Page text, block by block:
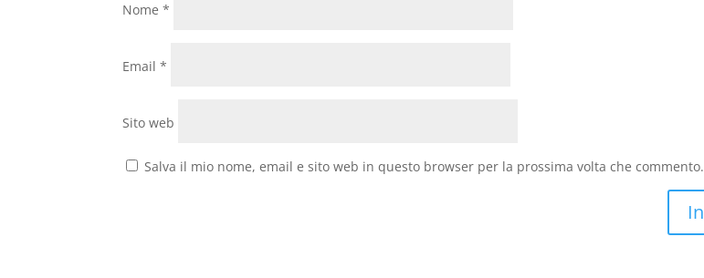
Nome*
Email*
Sito web
Salva il mio nome, email e sito web in questo browser per la prossima volta che commento.